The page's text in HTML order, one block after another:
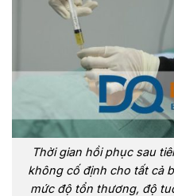
Thời gian hồi phục sau
không cố định cho tất cả
mức độ tổn thương, độ